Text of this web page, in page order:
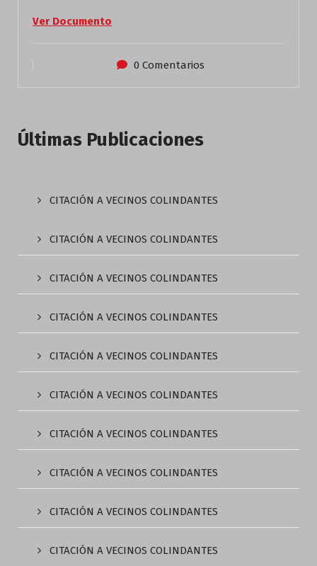
Ver Documento
0 Comentarios
Últimas Publicaciones
CITACIÓN A VECINOS COLINDANTES
CITACIÓN A VECINOS COLINDANTES
CITACIÓN A VECINOS COLINDANTES
CITACIÓN A VECINOS COLINDANTES
CITACIÓN A VECINOS COLINDANTES
CITACIÓN A VECINOS COLINDANTES
CITACIÓN A VECINOS COLINDANTES
CITACIÓN A VECINOS COLINDANTES
CITACIÓN A VECINOS COLINDANTES
CITACIÓN A VECINOS COLINDANTES